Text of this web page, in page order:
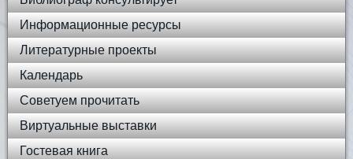
Информационные ресурсы
Литературные проекты
Календарь
Советуем прочитать
Виртуальные выставки
Гостевая книга